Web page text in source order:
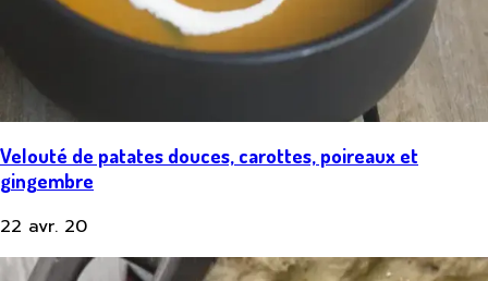
Velouté de patates douces, carottes, poireaux et
gingembre
22 avr. 20